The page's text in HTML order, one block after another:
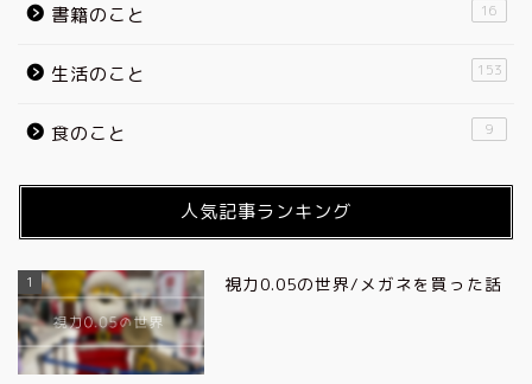
書籍のこと 16
生活のこと 153
食のこと 9
人気記事ランキング
1 視力0.05の世界/メガネを買った話